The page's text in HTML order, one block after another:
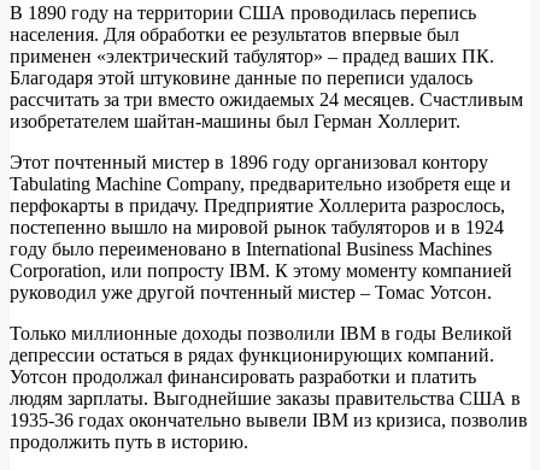
В 1890 году на территории США проводилась перепись
населения. Для обработки ее результатов впервые был
применен «электрический табулятор» – прадед ваших ПК.
Благодаря этой штуковине данные по переписи удалось
рассчитать за три вместо ожидаемых 24 месяцев. Счастливым
изобретателем шайтан-машины был Герман Холлерит.
Этот почтенный мистер в 1896 году организовал контору
Tabulating Machine Company, предварительно изобретя еще и
перфокарты в придачу. Предприятие Холлерита разрослось,
постепенно вышло на мировой рынок табуляторов и в 1924
году было переименовано в International Business Machines
Corporation, или попросту IBM. К этому моменту компанией
руководил уже другой почтенный мистер – Томас Уотсон.
Только миллионные доходы позволили IBM в годы Великой
депрессии остаться в рядах функционирующих компаний.
Уотсон продолжал финансировать разработки и платить
людям зарплаты. Выгоднейшие заказы правительства США в
1935-36 годах окончательно вывели IBM из кризиса, позволив
продолжить путь в историю.